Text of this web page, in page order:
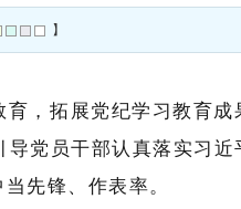
】
，拓展党纪学习教育成
党员干部认真落实习近
先锋、作表率。